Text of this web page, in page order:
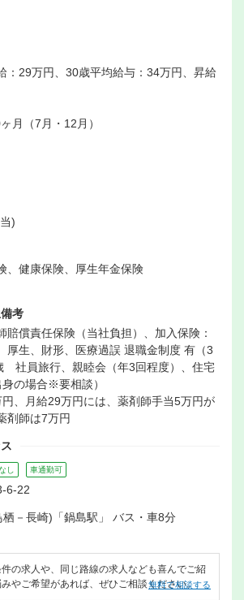
：29万円、30歳平均給与：34万円、昇給
月（7月・12月）
)
、健康保険、厚生年金保険
考
償責任保険（当社負担）、加入保険：
厚生、財形、医療過誤 退職金制度 有（3
社員旅行、親睦会（年3回程度）、住宅
の場合※要相談）
、月給29万円には、薬剤師手当5万円が
剤師は7万円
し 車通勤可
6-22
栖－長崎)「鍋島駅」 バス・車8分
の求人や、同じ路線の求人なども喜んでご紹
やご希望があれば、ぜひご相談ください。
無料で相談する